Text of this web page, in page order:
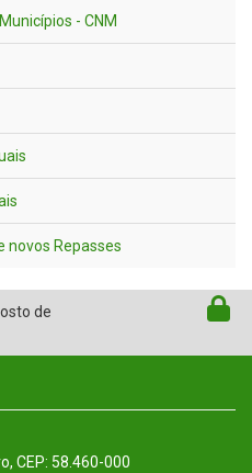
- CNM
novos Repasses
de
CEP: 58.460-000